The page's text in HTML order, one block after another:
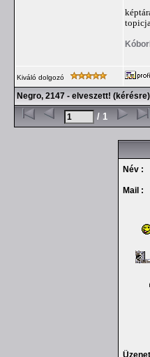
Kiváló dolgozó
Negro, 2147 - elveszett! (kérésre)
/ 1
Név :
Mail :